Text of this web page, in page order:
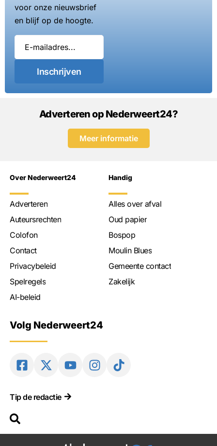
voor onze nieuwsbrief
en blijf op de hoogte.
Inschrijven
Adverteren op Nederweert24?
Meer informatie
Over Nederweert24
Adverteren
Auteursrechten
Colofon
Contact
Privacybeleid
Spelregels
AI-beleid
Handig
Alles over afval
Oud papier
Bospop
Moulin Blues
Gemeente contact
Zakelijk
Volg Nederweert24
Tip de redactie